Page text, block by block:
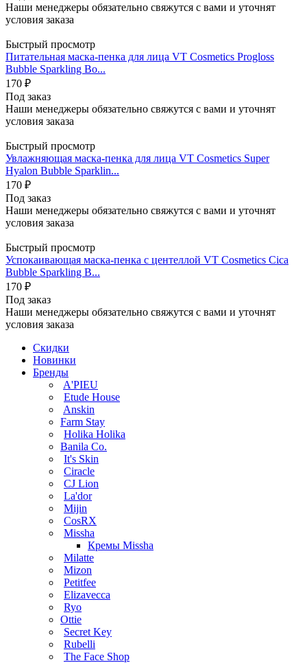
Наши менеджеры обязательно свяжутся с вами и уточнят
условия заказа
Быстрый просмотр
Питательная маска-пенка для лица VT Cosmetics Progloss
Bubble Sparkling Bo...
170 ₽
Под заказ
Наши менеджеры обязательно свяжутся с вами и уточнят
условия заказа
Быстрый просмотр
Увлажняющая маска-пенка для лица VT Cosmetics Super
Hyalon Bubble Sparklin...
170 ₽
Под заказ
Наши менеджеры обязательно свяжутся с вами и уточнят
условия заказа
Быстрый просмотр
Успокаивающая маска-пенка с центеллой VT Cosmetics Cica
Bubble Sparkling B...
170 ₽
Под заказ
Наши менеджеры обязательно свяжутся с вами и уточнят
условия заказа
Скидки
Новинки
Бренды
A'PIEU
Etude House
Anskin
Farm Stay
Holika Holika
Banila Co.
It's Skin
Ciracle
CJ Lion
La'dor
Mijin
CosRX
Missha
Кремы Missha
Milatte
Mizon
Petitfee
Elizavecca
Ryo
Ottie
Secret Key
Rubelli
The Face Shop